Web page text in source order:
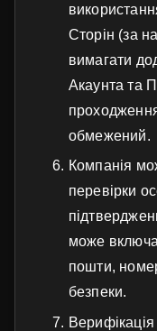
Сторін (за
вимагати
Акаунта та
обмежений.
Компанія
перевірки
може
пошти,
безпеки.